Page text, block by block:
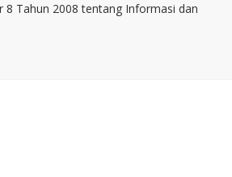
Tahun 2008 tentang Informasi dan